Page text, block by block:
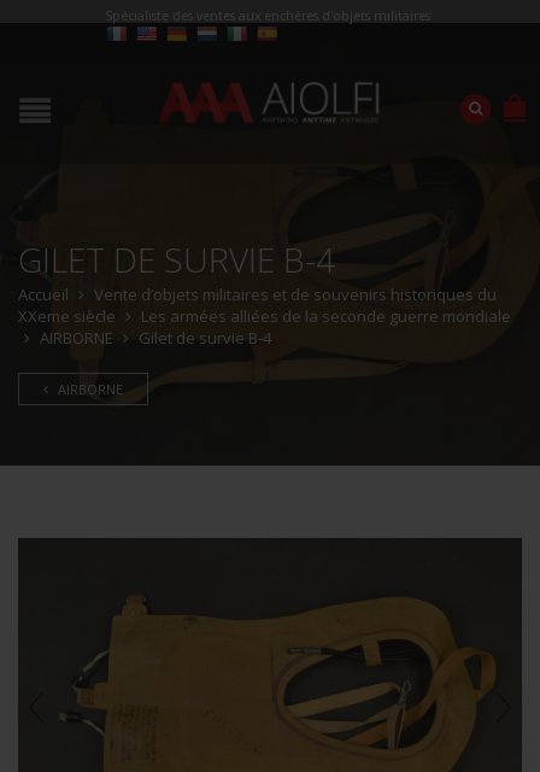
Spécialiste des ventes aux enchères d'objets militaires
GILET DE SURVIE B-4
Accueil
Vente d’objets militaires et de souvenirs historiques du
XXeme siècle
Les armées alliées de la seconde guerre mondiale
AIRBORNE
Gilet de survie B-4
AIRBORNE